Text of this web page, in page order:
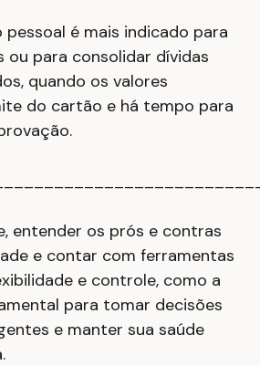
é mais indicado para
ou para consolidar dívidas
quando os valores
do cartão e há tempo para
entender os prós e contras
e contar com ferramentas
e controle, como a
para tomar decisões
e manter sua saúde